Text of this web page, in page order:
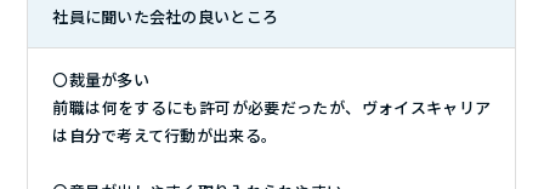
社員に聞いた会社の良いところ
〇裁量が多い
前職は何をするにも許可が必要だったが、ヴォイスキャリア
は自分で考えて行動が出来る。